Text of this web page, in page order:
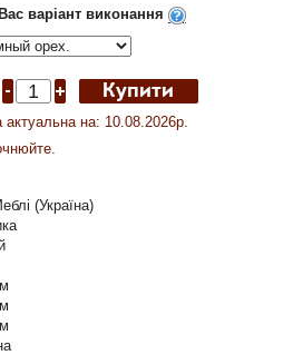
варіант виконання
актуальна на: 10.08.2026р.
(Україна)